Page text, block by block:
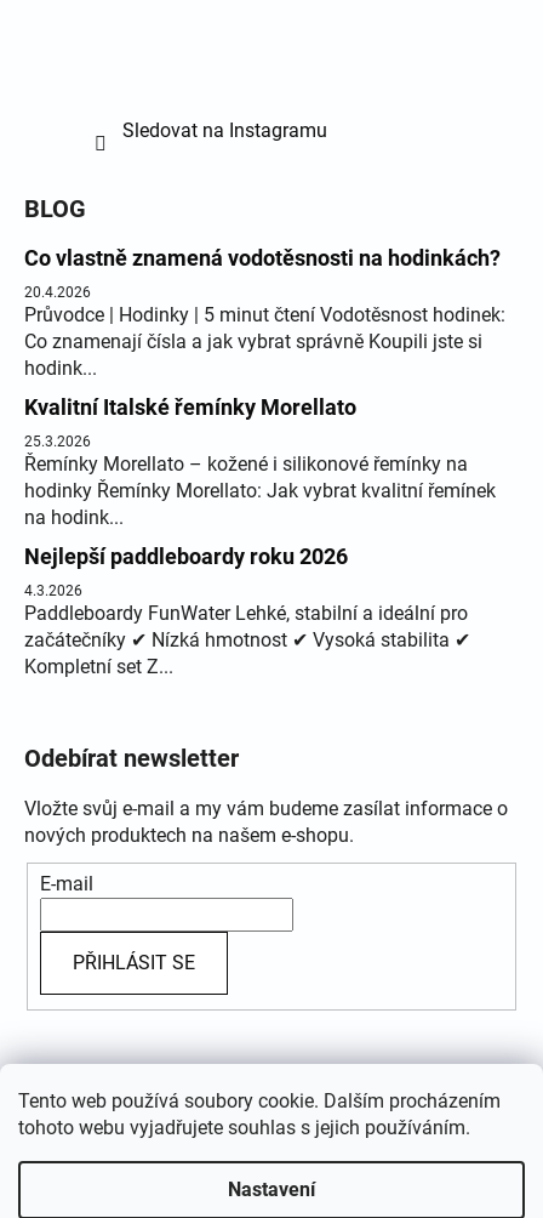
Tento web používá soubory cookie. Dalším procházením
tohoto webu vyjadřujete souhlas s jejich používáním.
Nastavení
Sledovat na Instagramu
BLOG
Co vlastně znamená vodotěsnosti na hodinkách?
20.4.2026
Průvodce | Hodinky | 5 minut čtení Vodotěsnost hodinek:
Co znamenají čísla a jak vybrat správně Koupili jste si
hodink...
Kvalitní Italské řemínky Morellato
25.3.2026
Řemínky Morellato – kožené i silikonové řemínky na
hodinky Řemínky Morellato: Jak vybrat kvalitní řemínek
na hodink...
Nejlepší paddleboardy roku 2026
4.3.2026
Paddleboardy FunWater Lehké, stabilní a ideální pro
začátečníky ✔ Nízká hmotnost ✔ Vysoká stabilita ✔
Kompletní set Z...
Odebírat newsletter
Vložte svůj e-mail a my vám budeme zasílat informace o
nových produktech na našem e-shopu.
E-mail
PŘIHLÁSIT SE